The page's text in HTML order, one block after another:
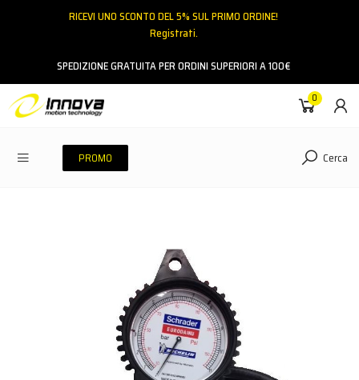
RICEVI UNO SCONTO DEL 5% SUL PRIMO ORDINE!
Registrati.
SPEDIZIONE GRATUITA PER ORDINI SUPERIORI A 100€
0
PROMO Cerca
CREA UN NUOVO ACCOUNT